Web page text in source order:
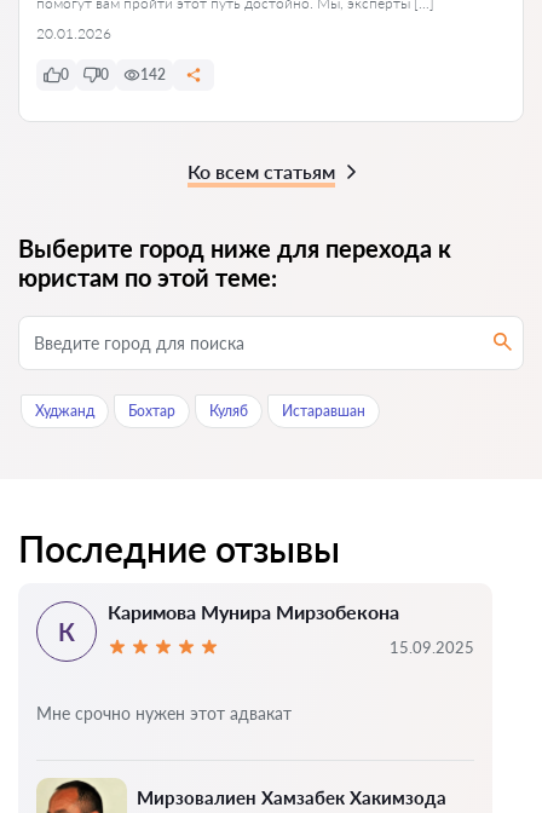
20.01.2026
0 0 142
Ко всем статьям
Выберите город ниже для перехода к
юристам по этой теме:
Худжанд Бохтар Куляб Истаравшан
Последние отзывы
Мирзовалиен Хамзабек Хакимзода
К
Каримова Мунира Мирзобекона
15.09.2025
Мне срочно нужен этот адвакат